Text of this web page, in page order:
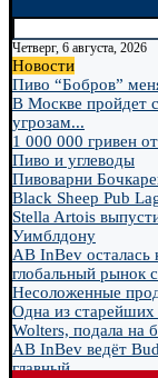
Четверг, 6 августа, 2026
Новости
Пиво “Бобров”
В Москве пройдет
угрозам...
1 000 000 гривен
Пиво и углеводы
Пивоварни
Black Sheep Pub
Stella Artois
Уимблдону
AB InBev
глобальный рынок
Несоложенные
Одна из
Wolters, подала на
AB InBev ведёт
главный...